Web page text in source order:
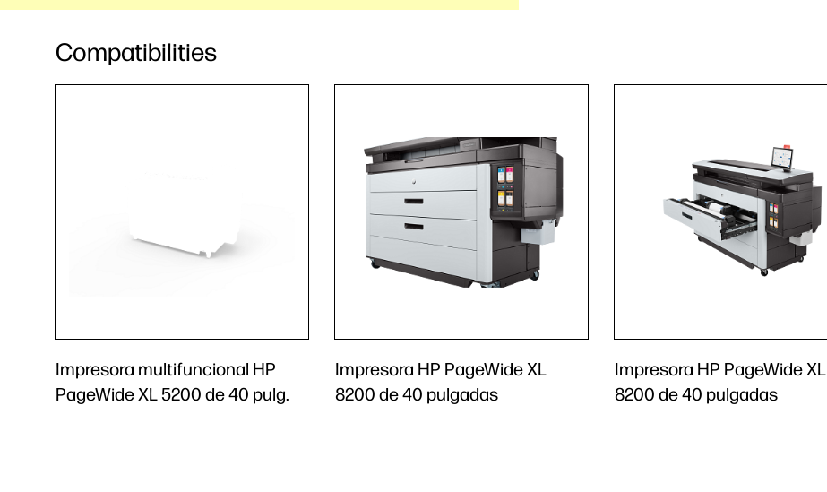
Compatibilities
Impresora multifuncional HP
PageWide XL 5200 de 40 pulg.
Impresora HP PageWide XL
8200 de 40 pulgadas
Impresora HP PageWide XL
8200 de 40 pulgadas